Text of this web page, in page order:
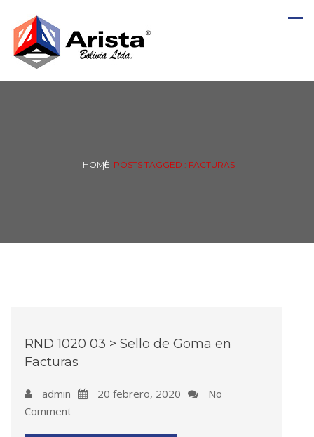
HOME POSTS TAGGED : FACTURAS
RND 1020 03 > Sello de Goma en
Facturas
admin 20 febrero, 2020
No
Comment